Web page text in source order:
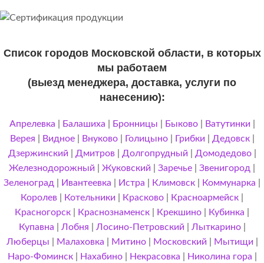
Список городов Московской области, в которых
мы работаем
(выезд менеджера, доставка, услуги по
нанесению):
Апрелевка Балашиха Бронницы Быково| Ватутинки
Верея
Видное| Внуково| Голицыно| Грибки Дедовск|
Дзержинский
Дмитров| Долгопрудный Домодедово|
Железнодорожный
Жуковский Заречье Звенигород
Зеленоград
Ивантеевка Истра Климовск Коммунарка
Королев
Котельники Красково Красноармейск
Красногорск
Краснознаменск Крекшино Кубинка
Купавна
Лобня Лосино-Петровский Лыткарино|
Люберцы
Малаховка Митино| Московский Мытищи
Наро-Фоминск| Нахабино| Некрасовка Николина гора